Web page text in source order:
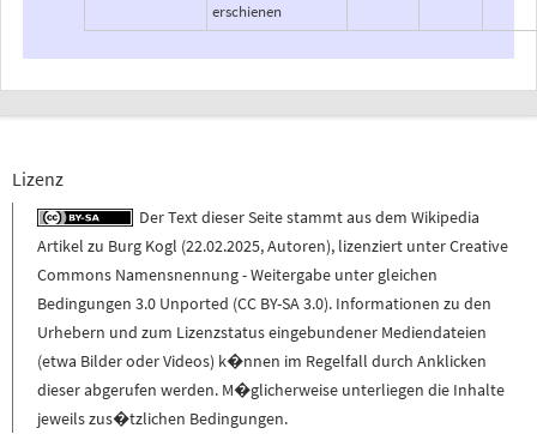
erschienen
Lizenz
Der Text dieser Seite stammt aus dem Wikipedia
Artikel zu Burg Kogl (22.02.2025,Autoren), lizenziert unterCreative
Commons Namensnennung - Weitergabe unter gleichen
Bedingungen 3.0 Unported (CC BY-SA 3.0). Informationen zu den
Urhebern und zum Lizenzstatus eingebundener Mediendateien
(etwa Bilder oder Videos) k�nnen im Regelfall durch Anklicken
dieser abgerufen werden. M�glicherweise unterliegen die Inhalte
jeweils zus�tzlichen Bedingungen.